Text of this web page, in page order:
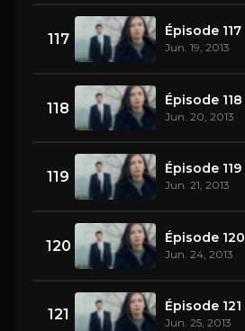
117 Épisode 117
Jun. 19, 2013
118 Épisode 118
Jun. 20, 2013
119 Épisode 119
Jun. 21, 2013
120 Épisode 120
Jun. 24, 2013
121 Épisode 121
Jun. 25, 2013